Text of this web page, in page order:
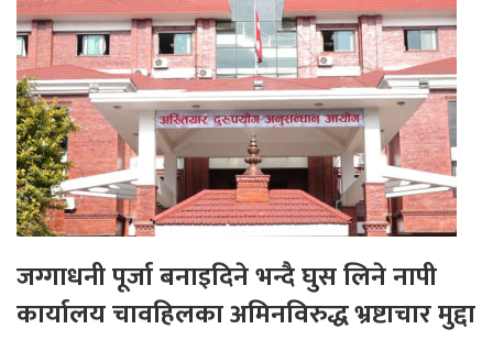
जग्गाधनी पूर्जा बनाइदिने भन्दै घुस लिने नापी
कार्यालय चावहिलका अमिनविरुद्ध भ्रष्टाचार मुद्दा